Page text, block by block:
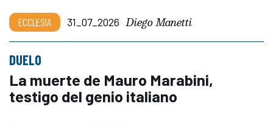
ECCLESIA 31_07_2026 Diego Manetti
DUELO
La muerte de Mauro Marabini,
testigo del genio italiano